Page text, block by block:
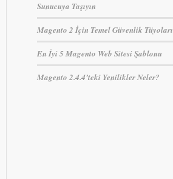
Sunucuya Taşıyın
Magento 2 İçin Temel Güvenlik Tüyoları
En İyi 5 Magento Web Sitesi Şablonu
Magento 2.4.4’teki Yenilikler Neler?